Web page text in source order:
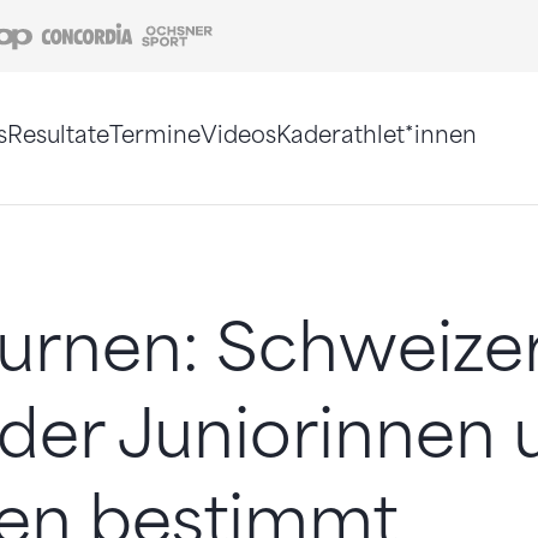
Coop Concordia
ResultateTermineVideosKaderathlet*innen
Juniorinnen
bestimmt